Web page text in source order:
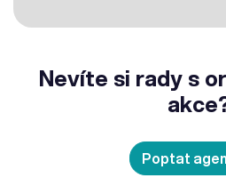
Nevíte si rady s
Poptat